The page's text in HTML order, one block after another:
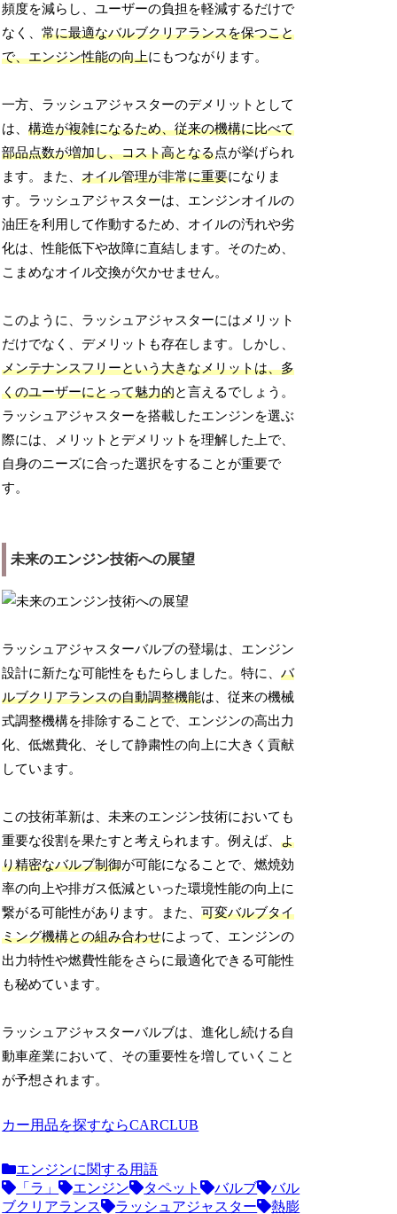
頻度を減らし、ユーザーの負担を軽減するだけで
なく、常に最適なバルブクリアランスを保つこと
で、エンジン性能の向上にもつながります。
一方、ラッシュアジャスターのデメリットとして
は、構造が複雑になるため、従来の機構に比べて
部品点数が増加し、コスト高となる点が挙げられ
ます。また、オイル管理が非常に重要になりま
す。ラッシュアジャスターは、エンジンオイルの
油圧を利用して作動するため、オイルの汚れや劣
化は、性能低下や故障に直結します。そのため、
こまめなオイル交換が欠かせません。
このように、ラッシュアジャスターにはメリット
だけでなく、デメリットも存在します。しかし、
メンテナンスフリーという大きなメリットは、多
くのユーザーにとって魅力的と言えるでしょう。
ラッシュアジャスターを搭載したエンジンを選ぶ
際には、メリットとデメリットを理解した上で、
自身のニーズに合った選択をすることが重要で
す。
未来のエンジン技術への展望
ラッシュアジャスターバルブの登場は、エンジン
設計に新たな可能性をもたらしました。特に、バ
ルブクリアランスの自動調整機能は、従来の機械
式調整機構を排除することで、エンジンの高出力
化、低燃費化、そして静粛性の向上に大きく貢献
しています。
この技術革新は、未来のエンジン技術においても
重要な役割を果たすと考えられます。例えば、よ
り精密なバルブ制御が可能になることで、燃焼効
率の向上や排ガス低減といった環境性能の向上に
繋がる可能性があります。また、可変バルブタイ
ミング機構との組み合わせによって、エンジンの
出力特性や燃費性能をさらに最適化できる可能性
も秘めています。
ラッシュアジャスターバルブは、進化し続ける自
動車産業において、その重要性を増していくこと
が予想されます。
カー用品を探すならCARCLUB
エンジンに関する用語
「ラ」
エンジン タペット バルブ
バル
ブクリアランス
ラッシュアジャスター
熱膨